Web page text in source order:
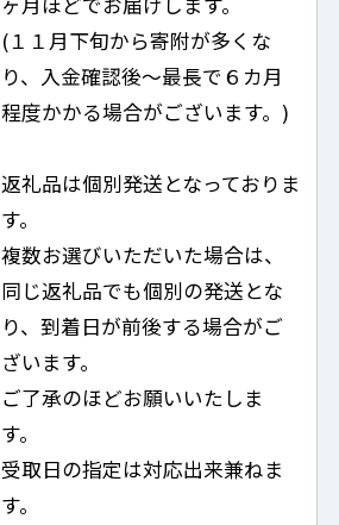
(１１月下旬から寄附が多くな
り、入金確認後〜最長で６カ月
程度かかる場合がございます。)
返礼品は個別発送となっておりま
す。
複数お選びいただいた場合は、
同じ返礼品でも個別の発送とな
り、到着日が前後する場合がご
ざいます。
ご了承のほどお願いいたしま
す。
受取日の指定は対応出来兼ねま
す。